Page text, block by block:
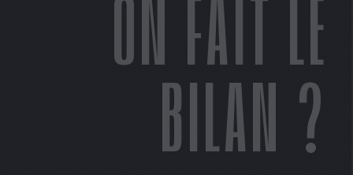
ON FAIT LE
BILAN ?